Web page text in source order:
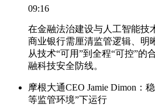
09:16
在金融法治建设与人工智能技
商业银行需厘清监管逻辑、明
从技术“可用”到全程“可控”的
融科技安全防线。
摩根大通CEO Jamie Dimon：
等监管环境”下运行